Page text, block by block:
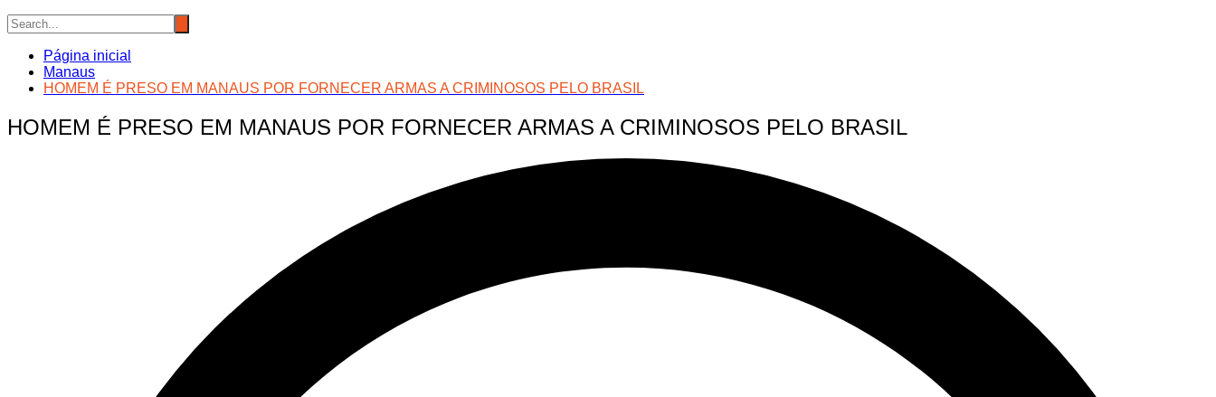
Página inicial
Manaus
HOMEM É PRESO EM MANAUS POR FORNECER ARMAS A CRIMINOSOS PELO BRASIL
HOMEM É PRESO EM MANAUS POR FORNECER ARMAS A CRIMINOSOS PELO BRASIL